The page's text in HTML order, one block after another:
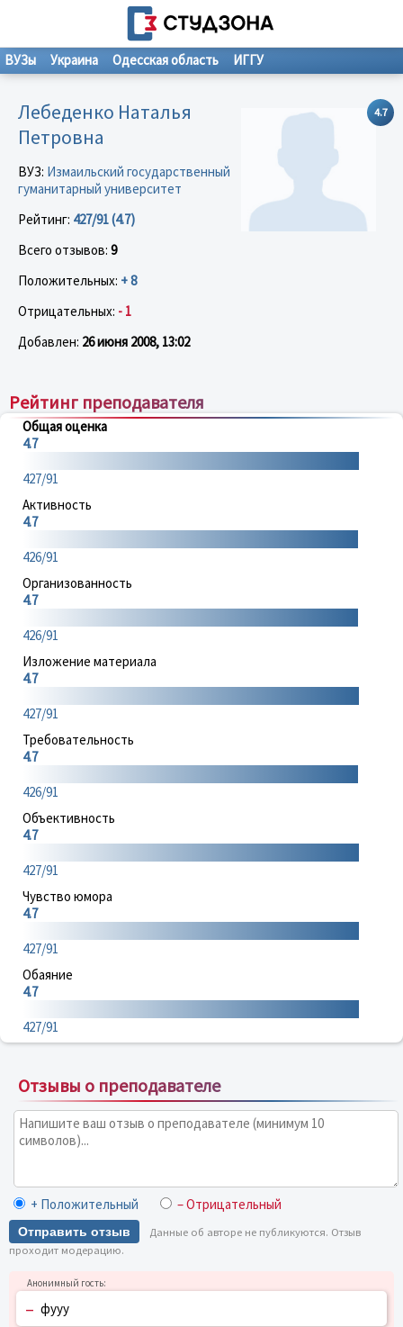
ВУЗы Украина Одесская область ИГГУ
4.7
Лебеденко Наталья
Петровна
ВУЗ: Измаильский государственный
гуманитарный университет
Рейтинг: 427/91 (4.7)
Всего отзывов: 9
Положительных: + 8
Отрицательных: - 1
Добавлен: 26 июня 2008, 13:02
Рейтинг преподавателя
Общая оценка
4.7
427/91
Активность
4.7
426/91
Организованность
4.7
426/91
Изложение материала
4.7
427/91
Требовательность
4.7
426/91
Объективность
4.7
427/91
Чувство юмора
4.7
427/91
Обаяние
4.7
427/91
Отзывы о преподавателе
+ Положительный – Отрицательный
Отправить отзыв
Данные об авторе не публикуются. Отзыв
проходит модерацию.
– фууу